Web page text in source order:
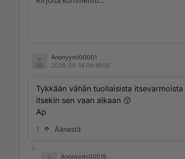
Anonyymi00001
2026-05-14 09:19:06
Tykkään vähän tuollaisista
itsekin sen vaan aikaan 😚
Ap
1 Äänestä
Anonyymi00019